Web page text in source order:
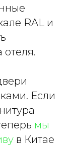
RAL и
отеля.
Если
мы
в Китае